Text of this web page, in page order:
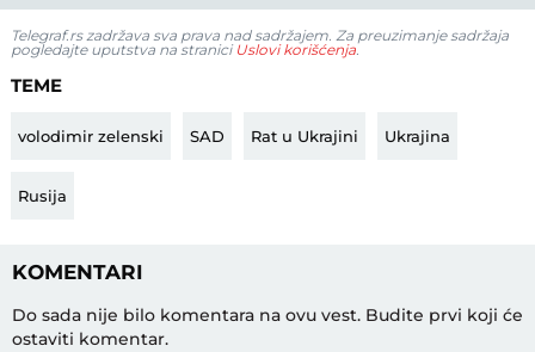
Telegraf.rs zadržava sva prava nad sadržajem. Za preuzimanje sadržaja
pogledajte uputstva na stranici Uslovi korišćenja.
TEME
volodimir zelenski SAD Rat u Ukrajini Ukrajina
Rusija
KOMENTARI
Do sada nije bilo komentara na ovu vest. Budite prvi koji će
ostaviti komentar.